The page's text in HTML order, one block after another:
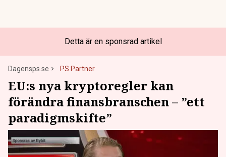
Detta är en sponsrad artikel
Dagensps.se PS Partner
EU:s nya kryptoregler kan
förändra finansbranschen – ”ett
paradigmskifte”